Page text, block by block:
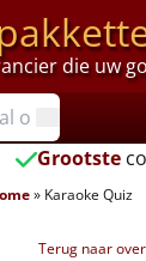
die uw
Grootste
» Karaoke Quiz
Terug naar